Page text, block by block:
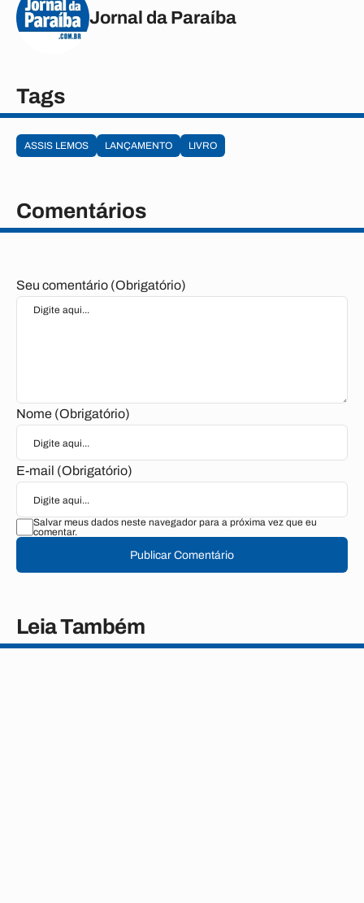
Jornal da Paraíba
Tags
ASSIS LEMOS LANÇAMENTO LIVRO
Comentários
Seu comentário (Obrigatório)
Nome (Obrigatório)
E-mail (Obrigatório)
Salvar meus dados neste navegador para a próxima vez que eu
comentar.
Publicar Comentário
Leia Também